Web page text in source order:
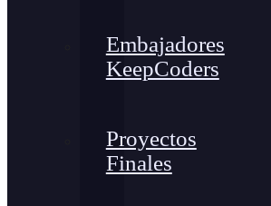
Embajadores
KeepCoders
Proyectos
Finales